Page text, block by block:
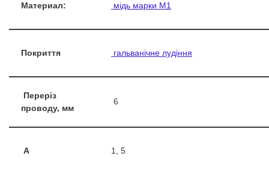
Материал: мідь марки М1
Покриття гальванічне лудіння
Переріз
проводу, мм
6
A 1, 5